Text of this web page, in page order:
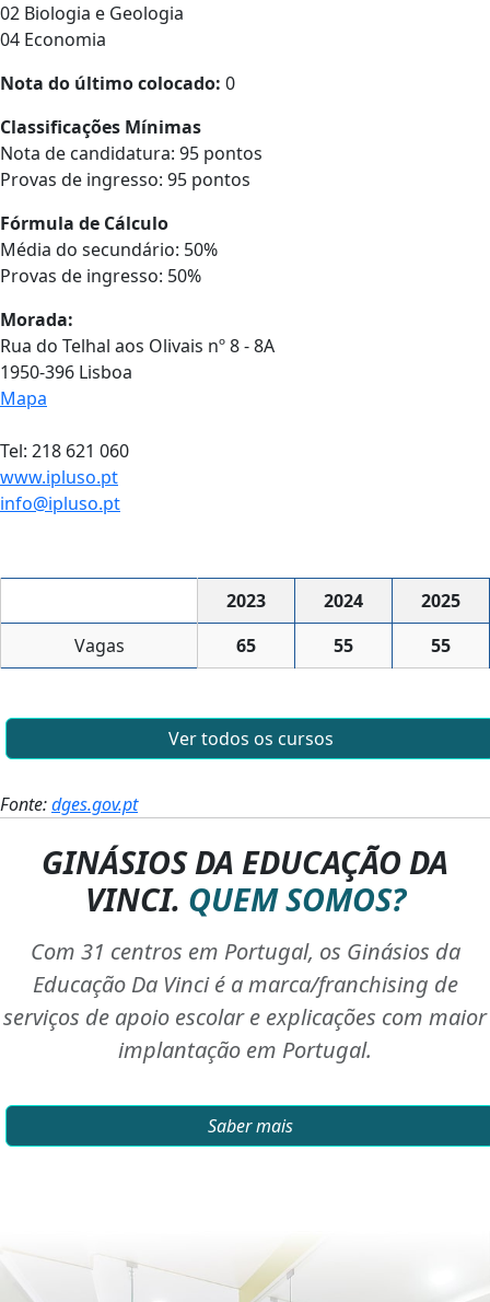
02 Biologia e Geologia
04 Economia
Nota do último colocado: 0
Classificações Mínimas
Nota de candidatura: 95 pontos
Provas de ingresso: 95 pontos
Fórmula de Cálculo
Média do secundário: 50%
Provas de ingresso: 50%
Morada:
Rua do Telhal aos Olivais nº 8 - 8A
1950-396 Lisboa
Mapa
Tel: 218 621 060
www.ipluso.pt
info@ipluso.pt
2023 2024
2025
Vagas
65 55 55
Ver todos os cursos
Fonte:dges.gov.pt
GINÁSIOS DA EDUCAÇÃO DA
VINCI. QUEM SOMOS?
Com 31 centros em Portugal, os Ginásios da
Educação Da Vinci é a marca/franchising de
serviços de apoio escolar e explicações com maior
implantação em Portugal.
Saber mais